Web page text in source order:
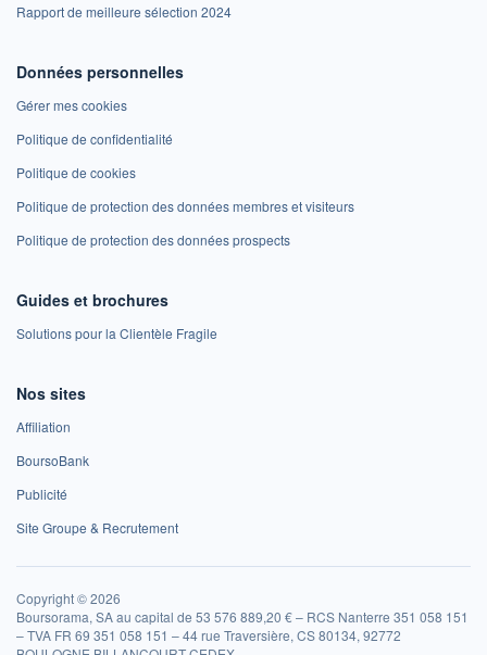
Rapport de meilleure sélection 2024
Données personnelles
Gérer mes cookies
Politique de confidentialité
Politique de cookies
Politique de protection des données membres et visiteurs
Politique de protection des données prospects
Guides et brochures
Solutions pour la Clientèle Fragile
Nos sites
Affiliation
BoursoBank
Publicité
Site Groupe & Recrutement
Copyright © 2026
Boursorama, SA au capital de 53 576 889,20 € – RCS Nanterre 351 058 151
– TVA FR 69 351 058 151 – 44 rue Traversière, CS 80134, 92772